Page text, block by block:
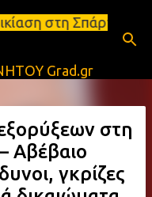
Ενοικιάσεις
Grad.gr
στη
Αβέβαιο
γκρίζες